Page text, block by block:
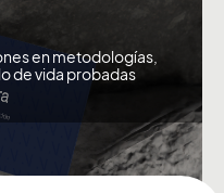
en metodologías,
de vida probadas